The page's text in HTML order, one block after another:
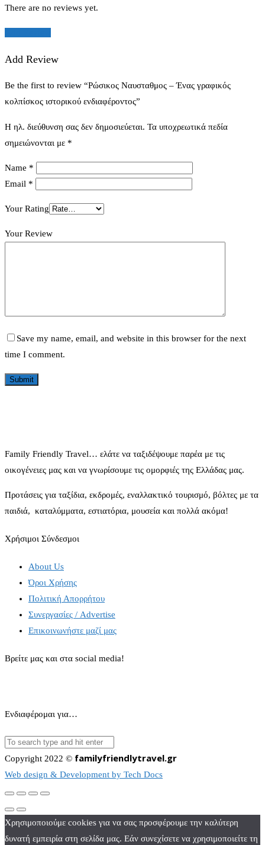
There are no reviews yet.
Add Review
Be the first to review “Ρώσικος Ναυσταθμος – Ένας γραφικός
κολπίσκος ιστορικού ενδιαφέροντος”
Η ηλ. διεύθυνση σας δεν δημοσιεύεται. Τα υποχρεωτικά πεδία
σημειώνονται με *
Name *
Email *
Your Rating
Your Review
Save my name, email, and website in this browser for the next
time I comment.
Family Friendly Travel… ελάτε να ταξιδέψουμε παρέα με τις
οικογένειες μας και να γνωρίσουμε τις ομορφιές της Ελλάδας μας.
Προτάσεις για ταξίδια, εκδρομές, εναλλακτικό τουρισμό, βόλτες με τα
παιδιά, καταλύμματα, εστιατόρια, μουσεία και πολλά ακόμα!
Χρήσιμοι Σύνδεσμοι
About Us
Όροι Χρήσης
Πολιτική Απορρήτου
Συνεργασίες / Advertise
Επικοινωνήστε μαζί μας
Βρείτε μας και στα social media!
Ενδιαφέρομαι για…
Copyright 2022 © familyfriendlytravel.gr
Web design & Development by Tech Docs
Χρησιμοποιούμε cookies για να σας προσφέρουμε την καλύτερη
δυνατή εμπειρία στη σελίδα μας. Εάν συνεχίσετε να χρησιμοποιείτε τη